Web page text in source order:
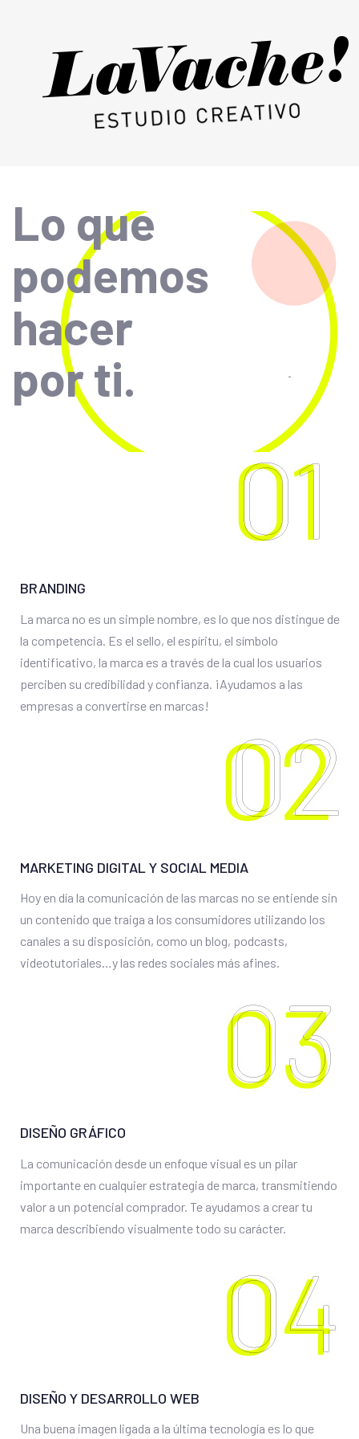
navigation
Lo que
podemos
hacer
por ti.
BRANDING
La marca no es un simple nombre, es lo que nos distingue de
la competencia. Es el sello, el espíritu, el símbolo
identificativo, la marca es a través de la cual los usuarios
perciben su credibilidad y confianza. ¡Ayudamos a las
empresas a convertirse en marcas!
MARKETING DIGITAL Y SOCIAL MEDIA
Hoy en día la comunicación de las marcas no se entiende sin
un contenido que traiga a los consumidores utilizando los
canales a su disposición, como un blog, podcasts,
videotutoriales…y las redes sociales más afines.
DISEÑO GRÁFICO
La comunicación desde un enfoque visual es un pilar
importante en cualquier estrategia de marca, transmitiendo
valor a un potencial comprador. Te ayudamos a crear tu
marca describiendo visualmente todo su carácter.
DISEÑO Y DESARROLLO WEB
Una buena imagen ligada a la última tecnología es lo que